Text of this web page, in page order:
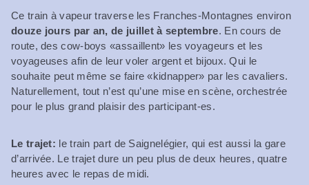
Ce train à vapeur traverse les Franches-Montagnes environ
douze jours par an, de juillet à septembre. En cours de
route, des cow-boys «assaillent» les voyageurs et les
voyageuses afin de leur voler argent et bijoux. Qui le
souhaite peut même se faire «kidnapper» par les cavaliers.
Naturellement, tout n’est qu’une mise en scène, orchestrée
pour le plus grand plaisir des participant-es.
Le trajet: le train part de Saignelégier, qui est aussi la gare
d’arrivée. Le trajet dure un peu plus de deux heures, quatre
heures avec le repas de midi.